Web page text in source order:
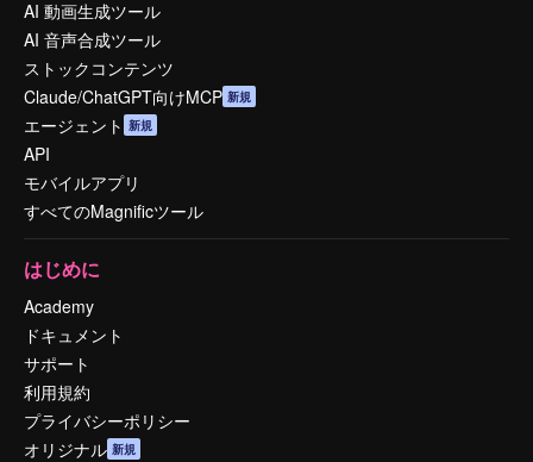
AI 動画生成ツール
AI 音声合成ツール
ストックコンテンツ
Claude/ChatGPT向けMCP 新規
エージェント 新規
API
モバイルアプリ
すべてのMagnificツール
はじめに
Academy
ドキュメント
サポート
利用規約
プライバシーポリシー
オリジナル 新規